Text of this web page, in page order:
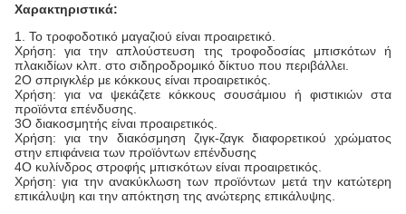
Χαρακτηριστικά:
1. Το τροφοδοτικό μαγαζιού είναι προαιρετικό.
Χρήση: για την απλούστευση της τροφοδοσίας μπισκότων ή
πλακιδίων κλπ. στο σιδηροδρομικό δίκτυο που περιβάλλει.
2Ο σπριγκλέρ με κόκκους είναι προαιρετικός.
Χρήση: για να ψεκάζετε κόκκους σουσάμιου ή φιστικιών στα
προϊόντα επένδυσης.
3Ο διακοσμητής είναι προαιρετικός.
Χρήση: για την διακόσμηση ζιγκ-ζαγκ διαφορετικού χρώματος
στην επιφάνεια των προϊόντων επένδυσης
4Ο κυλίνδρος στροφής μπισκότων είναι προαιρετικός.
Χρήση: για την ανακύκλωση των προϊόντων μετά την κατώτερη
επικάλυψη και την απόκτηση της ανώτερης επικάλυψης.